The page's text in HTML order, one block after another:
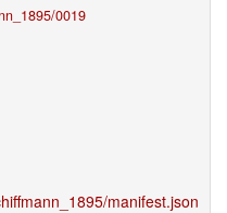
0019
manifest.json